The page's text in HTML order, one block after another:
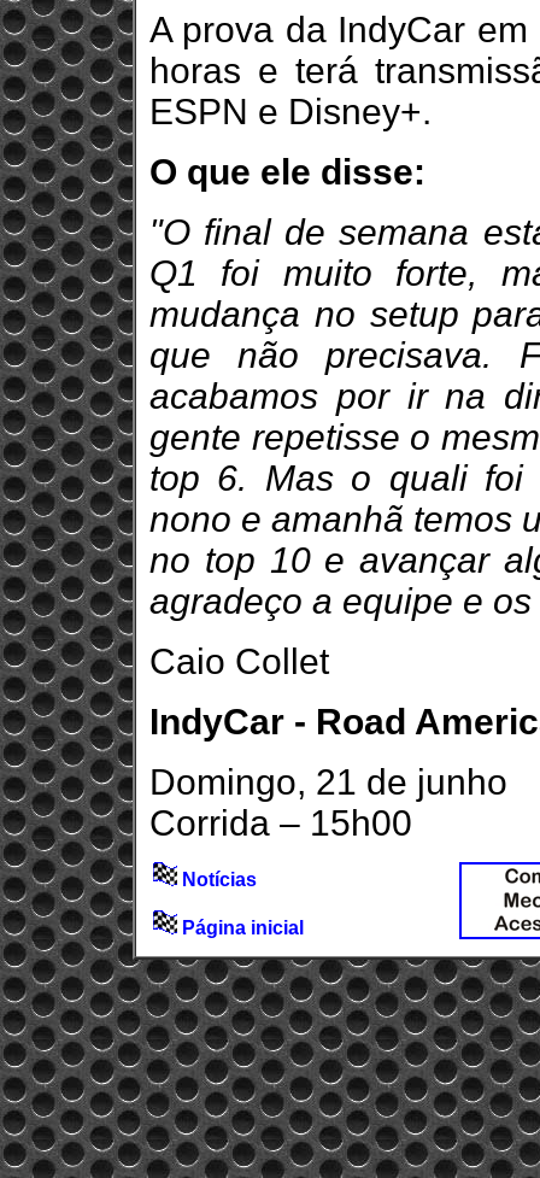
A prova da IndyCar
horas e terá
ESPN e Disney+.
O que ele disse:
"O final de semana
Q1 foi muito forte,
mudança no setup
que não precisava.
acabamos por ir na
gente repetisse o
top 6. Mas o quali foi
nono e amanhã temos
no top 10 e avançar
agradeço a equipe e
Caio Collet
IndyCar - Road
Domingo, 21 de junho
Corrida – 15h00
Notícias
Página inicial